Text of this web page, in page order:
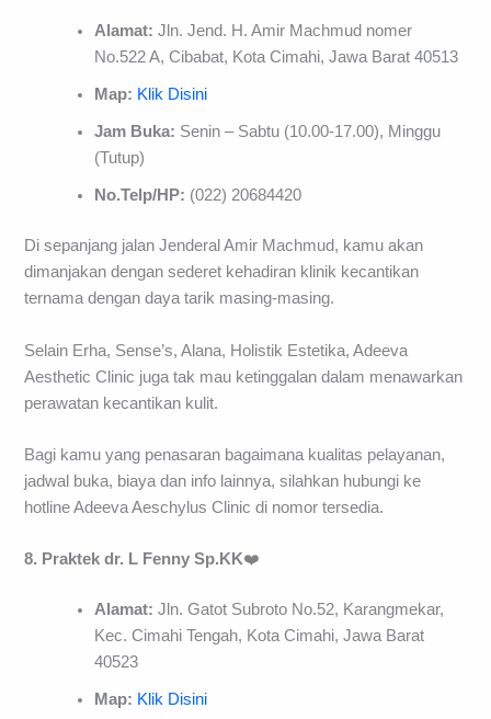
Alamat: Jln. Jend. H. Amir Machmud nomer
No.522 A, Cibabat, Kota Cimahi, Jawa Barat 40513
Map: Klik Disini
Jam Buka: Senin – Sabtu (10.00-17.00), Minggu
(Tutup)
No.Telp/HP: (022) 20684420
Di sepanjang jalan Jenderal Amir Machmud, kamu akan
dimanjakan dengan sederet kehadiran klinik kecantikan
ternama dengan daya tarik masing-masing.
Selain Erha, Sense’s, Alana, Holistik Estetika, Adeeva
Aesthetic Clinic juga tak mau ketinggalan dalam menawarkan
perawatan kecantikan kulit.
Bagi kamu yang penasaran bagaimana kualitas pelayanan,
jadwal buka, biaya dan info lainnya, silahkan hubungi ke
hotline Adeeva Aeschylus Clinic di nomor tersedia.
8. Praktek dr. L Fenny Sp.KK❤️
Alamat: Jln. Gatot Subroto No.52, Karangmekar,
Kec. Cimahi Tengah, Kota Cimahi, Jawa Barat
40523
Map: Klik Disini